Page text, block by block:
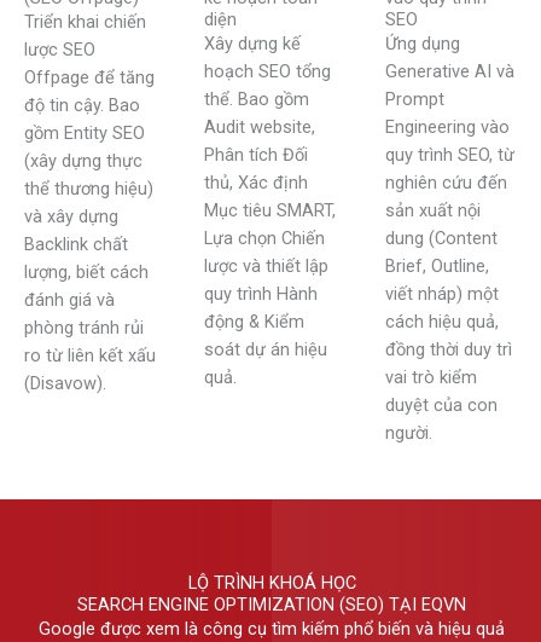
Triển khai chiến
lược SEO
Offpage để tăng
độ tin cậy. Bao
gồm Entity SEO
(xây dựng thực
thể thương hiệu)
và xây dựng
Backlink chất
lượng, biết cách
đánh giá và
phòng tránh rủi
ro từ liên kết xấu
(Disavow).
diện
Xây dựng kế
hoạch SEO tổng
thể. Bao gồm
Audit website,
Phân tích Đối
thủ, Xác định
Mục tiêu SMART,
Lựa chọn Chiến
lược và thiết lập
quy trình Hành
động & Kiểm
soát dự án hiệu
quả.
SEO
Ứng dụng
Generative AI và
Prompt
Engineering vào
quy trình SEO, từ
nghiên cứu đến
sản xuất nội
dung (Content
Brief, Outline,
viết nháp) một
cách hiệu quả,
đồng thời duy trì
vai trò kiểm
duyệt của con
người.
LỘ TRÌNH KHOÁ HỌC
SEARCH ENGINE OPTIMIZATION (SEO) TẠI EQVN
Google được xem là công cụ tìm kiếm phổ biến và hiệu quả